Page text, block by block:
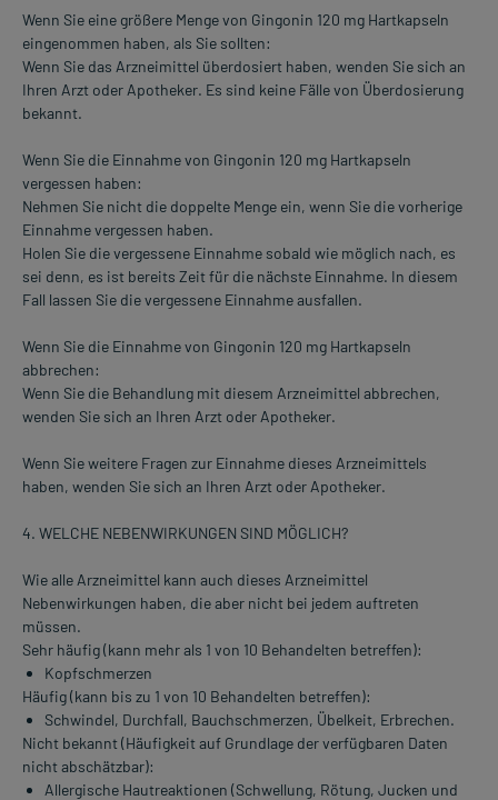
Wenn Sie eine größere Menge von Gingonin 120 mg Hartkapseln
eingenommen haben, als Sie sollten:
Wenn Sie das Arzneimittel überdosiert haben, wenden Sie sich an
Ihren Arzt oder Apotheker. Es sind keine Fälle von Überdosierung
bekannt.
Wenn Sie die Einnahme von Gingonin 120 mg Hartkapseln
vergessen haben:
Nehmen Sie nicht die doppelte Menge ein, wenn Sie die vorherige
Einnahme vergessen haben.
Holen Sie die vergessene Einnahme sobald wie möglich nach, es
sei denn, es ist bereits Zeit für die nächste Einnahme. In diesem
Fall lassen Sie die vergessene Einnahme ausfallen.
Wenn Sie die Einnahme von Gingonin 120 mg Hartkapseln
abbrechen:
Wenn Sie die Behandlung mit diesem Arzneimittel abbrechen,
wenden Sie sich an Ihren Arzt oder Apotheker.
Wenn Sie weitere Fragen zur Einnahme dieses Arzneimittels
haben, wenden Sie sich an Ihren Arzt oder Apotheker.
4. WELCHE NEBENWIRKUNGEN SIND MÖGLICH?
Wie alle Arzneimittel kann auch dieses Arzneimittel
Nebenwirkungen haben, die aber nicht bei jedem auftreten
müssen.
Sehr häufig (kann mehr als 1 von 10 Behandelten betreffen):
Kopfschmerzen
Häufig (kann bis zu 1 von 10 Behandelten betreffen):
Schwindel, Durchfall, Bauchschmerzen, Übelkeit, Erbrechen.
Nicht bekannt (Häufigkeit auf Grundlage der verfügbaren Daten
nicht abschätzbar):
Allergische Hautreaktionen (Schwellung, Rötung, Jucken und